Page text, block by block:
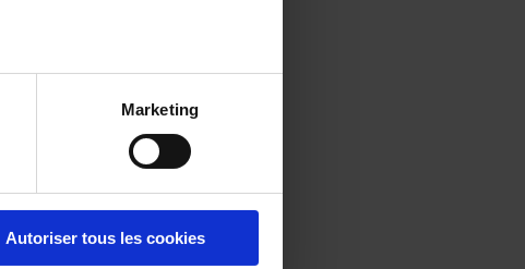
Marketing
Autoriser tous les cookies